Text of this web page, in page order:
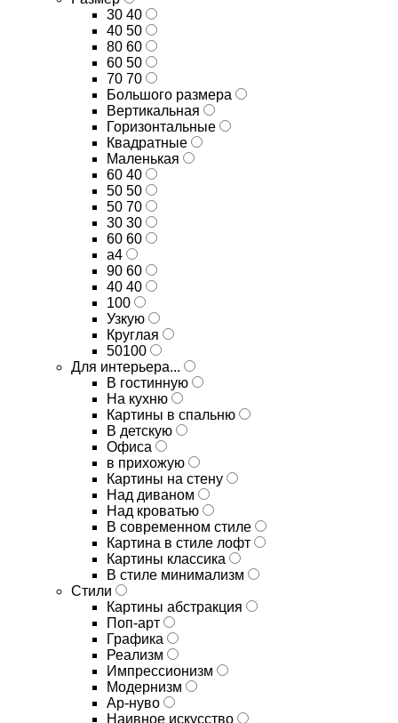
30 40
40 50
80 60
60 50
70 70
Большого размера
Вертикальная
Горизонтальные
Квадратные
Маленькая
60 40
50 50
50 70
30 30
60 60
а4
90 60
40 40
100
Узкую
Круглая
50100
Для интерьера...
В гостинную
На кухню
Картины в спальню
В детскую
Офиса
в прихожую
Картины на стену
Над диваном
Над кроватью
В современном стиле
Картина в стиле лофт
Картины классика
В стиле минимализм
Стили
Картины абстракция
Поп-арт
Графика
Реализм
Импрессионизм
Модернизм
Ар-нуво
Наивное искусство